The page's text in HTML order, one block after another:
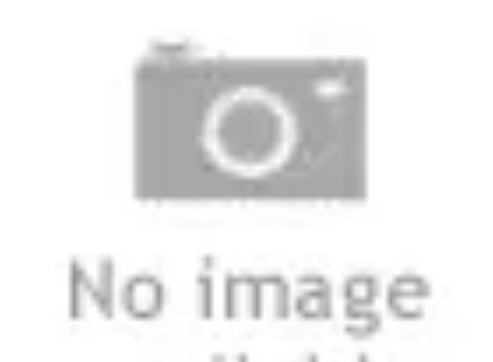
Projektowanie wnętrzInspiracje
dotyczące projektów Trendy